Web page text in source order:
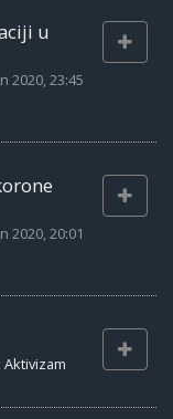
u
2020, 23:45
2020, 20:01
Aktivizam